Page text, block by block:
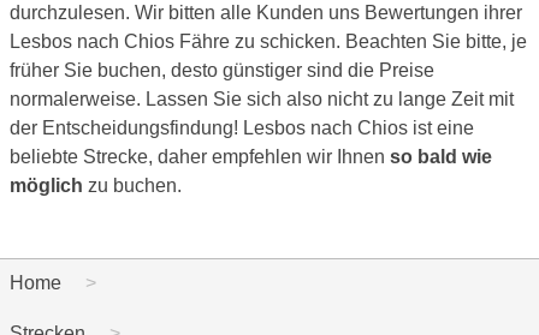
durchzulesen. Wir bitten alle Kunden uns Bewertungen ihrer
Lesbos nach Chios Fähre zu schicken. Beachten Sie bitte, je
früher Sie buchen, desto günstiger sind die Preise
normalerweise. Lassen Sie sich also nicht zu lange Zeit mit
der Entscheidungsfindung! Lesbos nach Chios ist eine
beliebte Strecke, daher empfehlen wir Ihnen so bald wie
möglich zu buchen.
Home